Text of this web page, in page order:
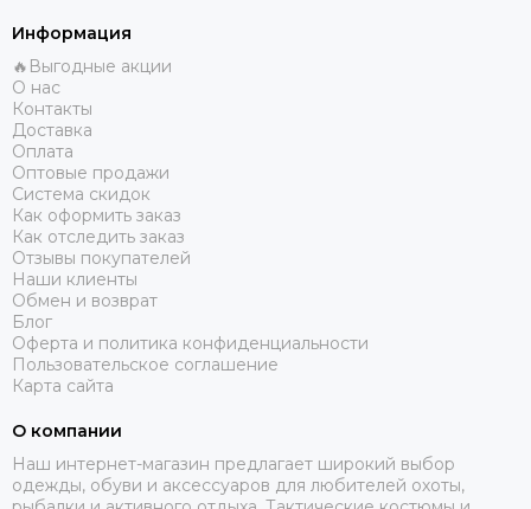
Информация
🔥Выгодные акции
О нас
Контакты
Доставка
Оплата
Оптовые продажи
Система скидок
Как оформить заказ
Как отследить заказ
Отзывы покупателей
Наши клиенты
Обмен и возврат
Блог
Оферта и политика конфиденциальности
Пользовательское соглашение
Карта сайта
О компании
Наш интернет-магазин предлагает широкий выбор
одежды, обуви и аксессуаров для любителей охоты,